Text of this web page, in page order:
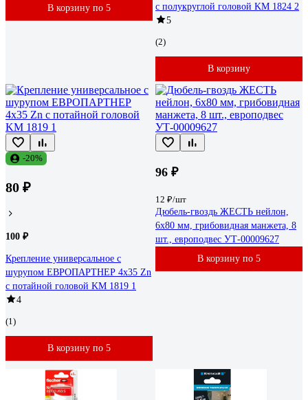
В корзину по 5
с полукруглой головой KM 1824 2
5
(2)
В корзину
-20%
80 ₽
100 ₽
Крепление универсальное с
шурупом ЕВРОПАРТНЕР 4x35 Zn
с потайной головой KM 1819 1
4
(1)
В корзину по 5
96 ₽
12 ₽/шт
Дюбель-гвоздь ЖЕСТЬ нейлон,
6x80 мм, грибовидная манжета, 8
шт., европодвес УТ-00009627
В корзину по 5